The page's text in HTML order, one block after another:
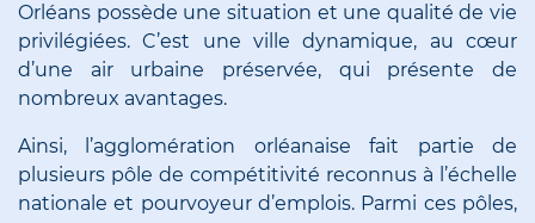
Orléans possède une situation et une qualité de vie
privilégiées. C’est une ville dynamique, au cœur
d’une air urbaine préservée, qui présente de
nombreux avantages.
Ainsi, l’agglomération orléanaise fait partie de
plusieurs pôle de compétitivité reconnus à l’échelle
nationale et pourvoyeur d’emplois. Parmi ces pôles,